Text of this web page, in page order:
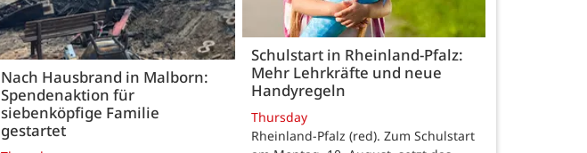
Nach Hausbrand in Malborn:
Spendenaktion für
siebenköpfige Familie
gestartet
Schulstart in Rheinland-Pfalz:
Mehr Lehrkräfte und neue
Handyregeln
Thursday
Rheinland-Pfalz (red). Zum Schulstart